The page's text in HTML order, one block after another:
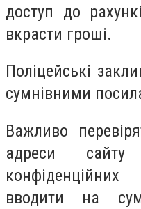
доступ до
вкрасти гроші.
Поліцейські
сумнівними
Важливо
адреси
вводити на